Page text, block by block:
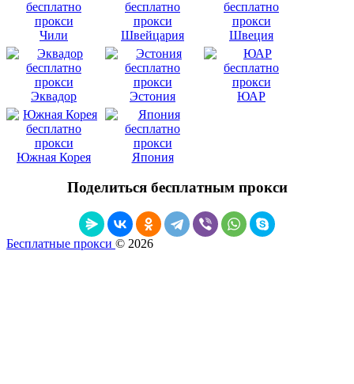
Чили Швейцария Швеция
Эквадор Эстония ЮАР
Южная Корея Япония
Поделиться бесплатным прокси
Бесплатные прокси © 2026